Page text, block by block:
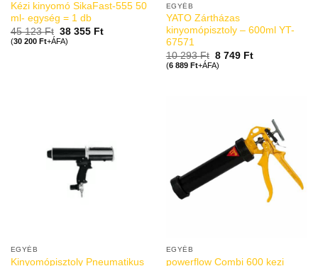
Kézi kinyomó SikaFast-555 50
ml- egység = 1 db
45 123Ft 38 355 Ft
(30 200 Ft+ÁFA)
EGYÉB
YATO Zártházas
kinyomópisztoly – 600ml YT-
67571
10 293Ft 8 749 Ft
(6 889 Ft+ÁFA)
EGYÉB
Kinyomópisztoly Pneumatikus
EGYÉB
powerflow Combi 600 kezi